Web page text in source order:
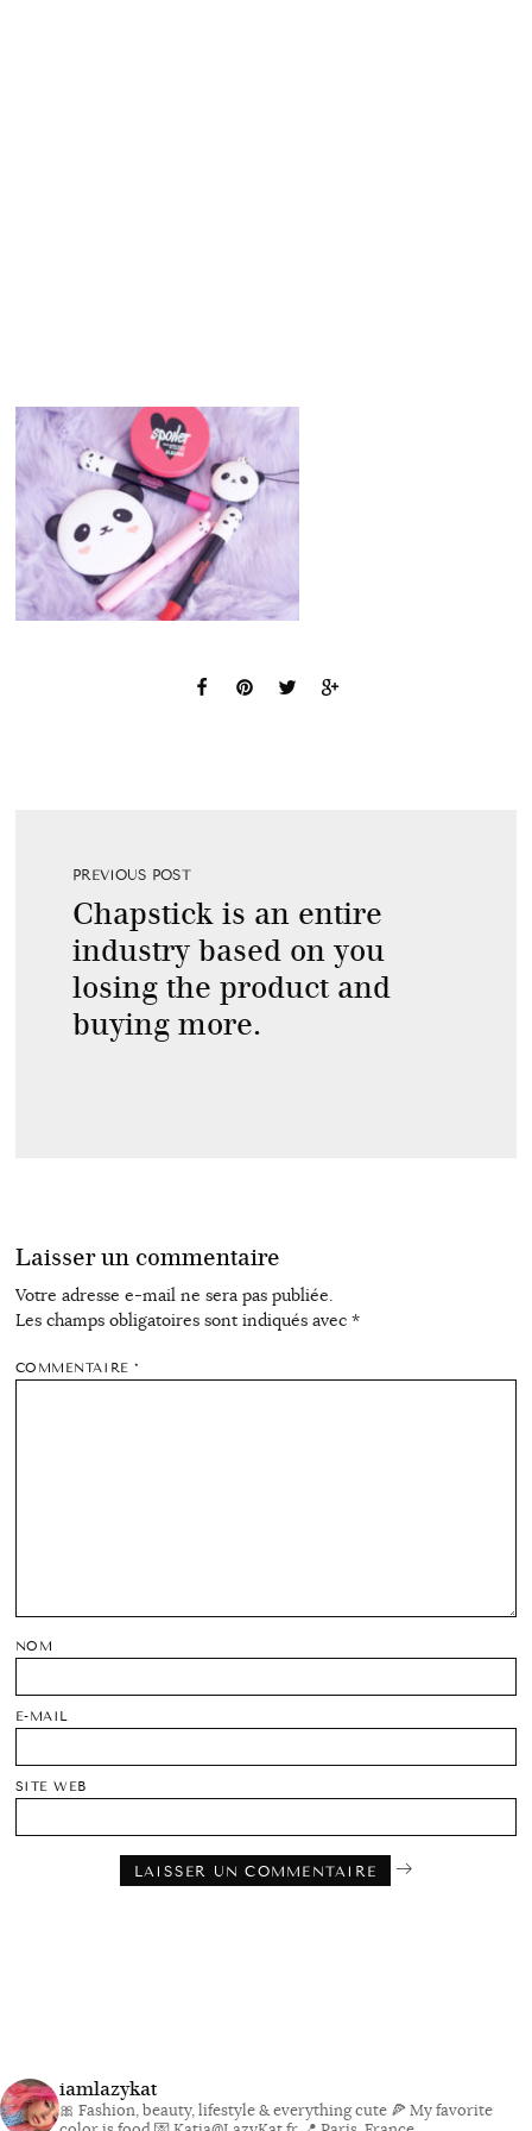
PREVIOUS POST
Chapstick is an entire
industry based on you
losing the product and
buying more.
Laisser un commentaire
Votre adresse e-mail ne sera pas publiée.
Les champs obligatoires sont indiqués avec *
COMMENTAIRE*
NOM
E-MAIL
SITE WEB
iamlazykat
🎀 Fashion, beauty, lifestyle & everything cute 🍕 My favorite